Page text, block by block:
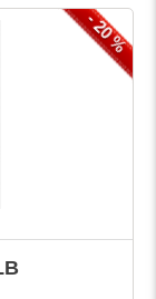
- 20 %